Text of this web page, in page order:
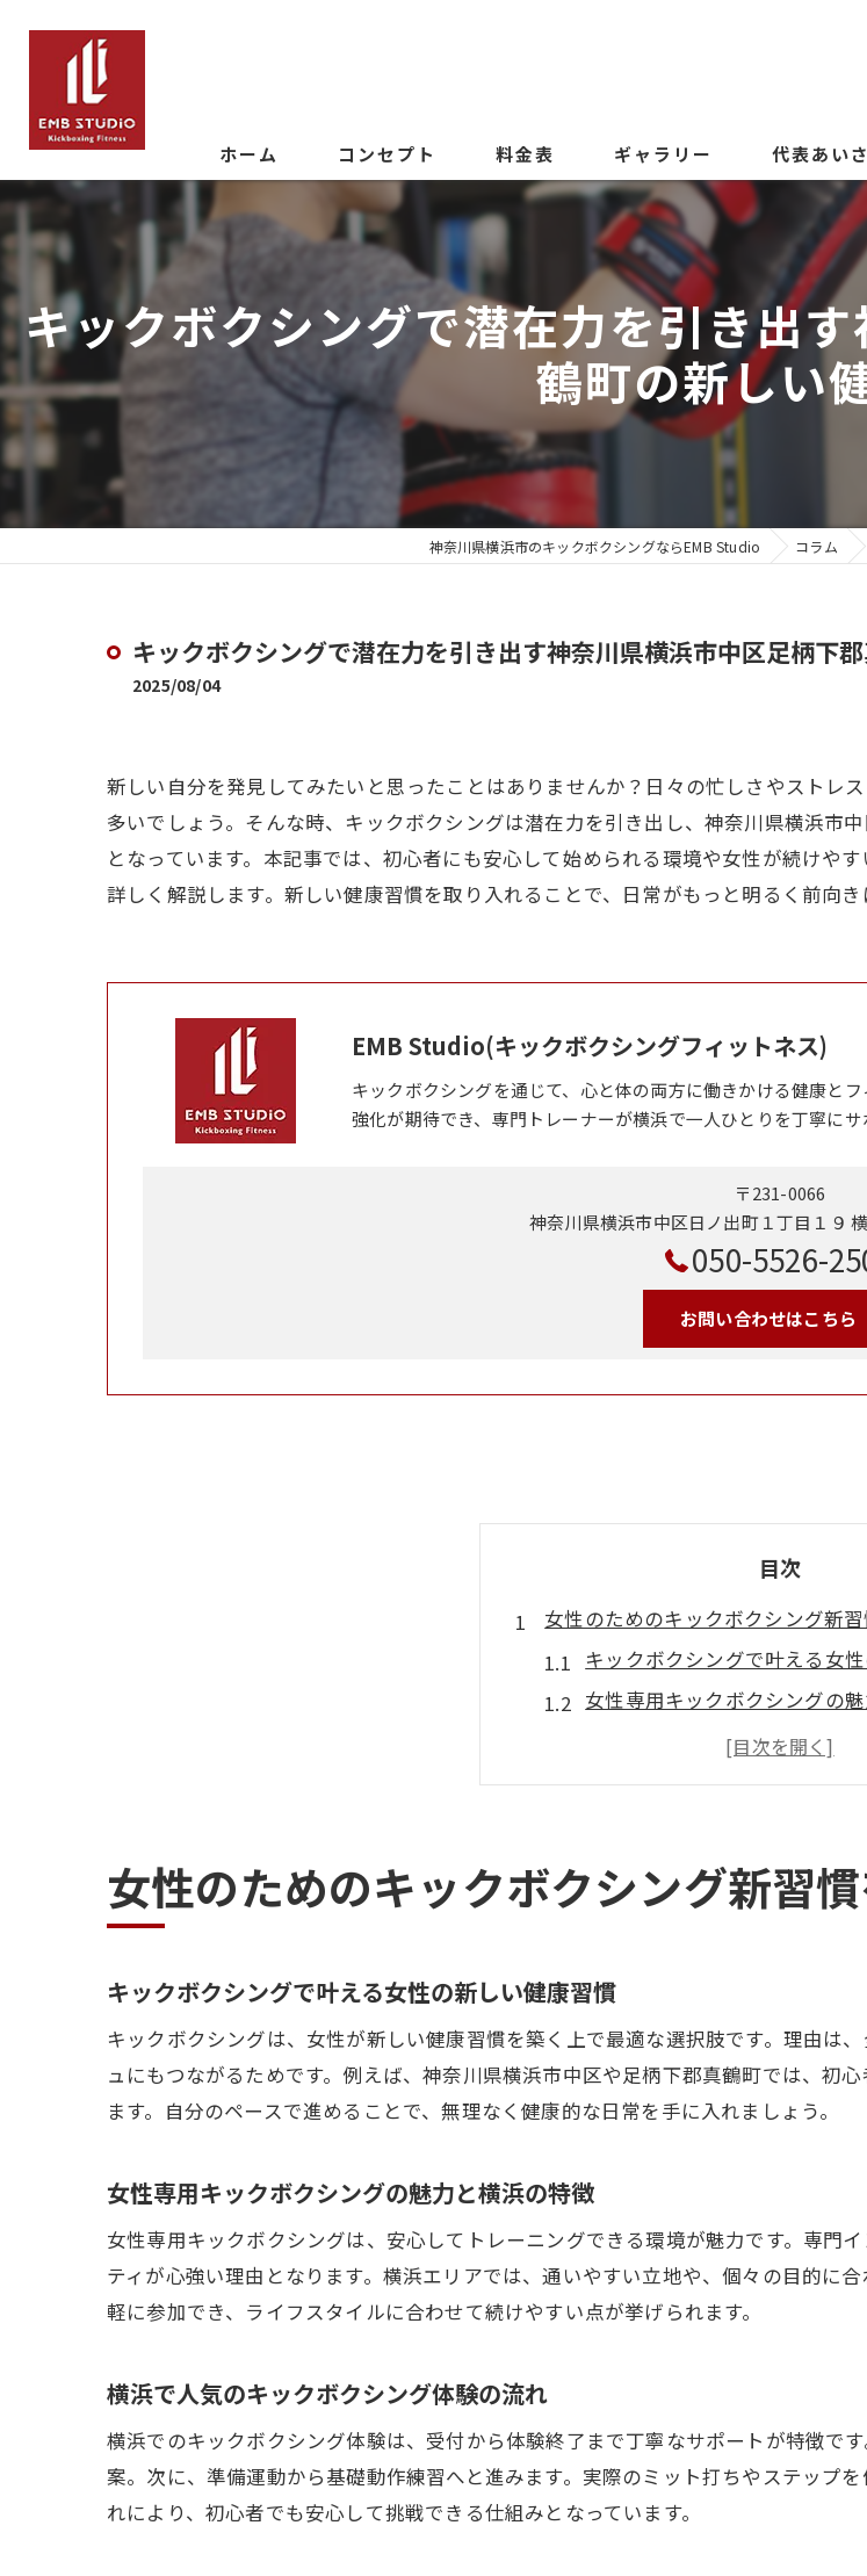
ホーム コンセプト 料金表 ギャラリー 代表あい
キックボクシングで潜在力を引き出
鶴町の新しい
神奈川県横浜市のキックボクシングならEMB Studio コラム
キックボクシングで潜在力を引き出す神奈川県横浜市中区足柄下
2025/08/04
新しい自分を発見してみたいと思ったことはありませんか？日々の忙しさやストレ
多いでしょう。そんな時、キックボクシングは潜在力を引き出し、神奈川県横浜市
となっています。本記事では、初心者にも安心して始められる環境や女性が続けや
詳しく解説します。新しい健康習慣を取り入れることで、日常がもっと明るく前向き
EMB Studio(キックボクシングフィットネス)
キックボクシングを通じて、心と体の両方に働きかける健康と
強化が期待でき、専門トレーナーが横浜で一人ひとりを丁寧にサ
〒231-0066
神奈川県横浜市中区日ノ出町１丁目１９
050-5526-
お問い合わせはこちら
目次
女性のためのキックボクシング新
キックボクシングで叶える女
女性専用キックボクシングの
横浜で人気のキックボクシング
女性が安心して通えるキック
キックボクシングで毎日を前
初心者も安心のキックボクシング
キックボクシングを無理なく始
横浜で初心者向けキックボク
女性初心者が安心して学べる環
キックボクシングに必要な準備
潜在力を引き出すキックボクシング
キックボクシングが潜在力を
女性の心身に効くキックボクシ
神奈川で選ばれるキックボクシ
継続が生む潜在力開花のキッ
気軽に始める都度払い対応のキッ
都度払いで気軽に始めるキック
女性のためのキックボクシング新習
キックボクシングで叶える女性の新しい健康習慣
キックボクシングは、女性が新しい健康習慣を築く上で最適な選択肢です。理由は
ュにもつながるためです。例えば、神奈川県横浜市中区や足柄下郡真鶴町では、初
ます。自分のペースで進めることで、無理なく健康的な日常を手に入れましょう。
女性専用キックボクシングの魅力と横浜の特徴
女性専用キックボクシングは、安心してトレーニングできる環境が魅力です。専門
ティが心強い理由となります。横浜エリアでは、通いやすい立地や、個々の目的に
軽に参加でき、ライフスタイルに合わせて続けやすい点が挙げられます。
横浜で人気のキックボクシング体験の流れ
横浜でのキックボクシング体験は、受付から体験終了まで丁寧なサポートが特徴で
案。次に、準備運動から基礎動作練習へと進みます。実際のミット打ちやステップ
れにより、初心者でも安心して挑戦できる仕組みとなっています。